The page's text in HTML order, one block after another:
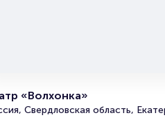
Организаторам
«Волхонка»
Свердловская область,